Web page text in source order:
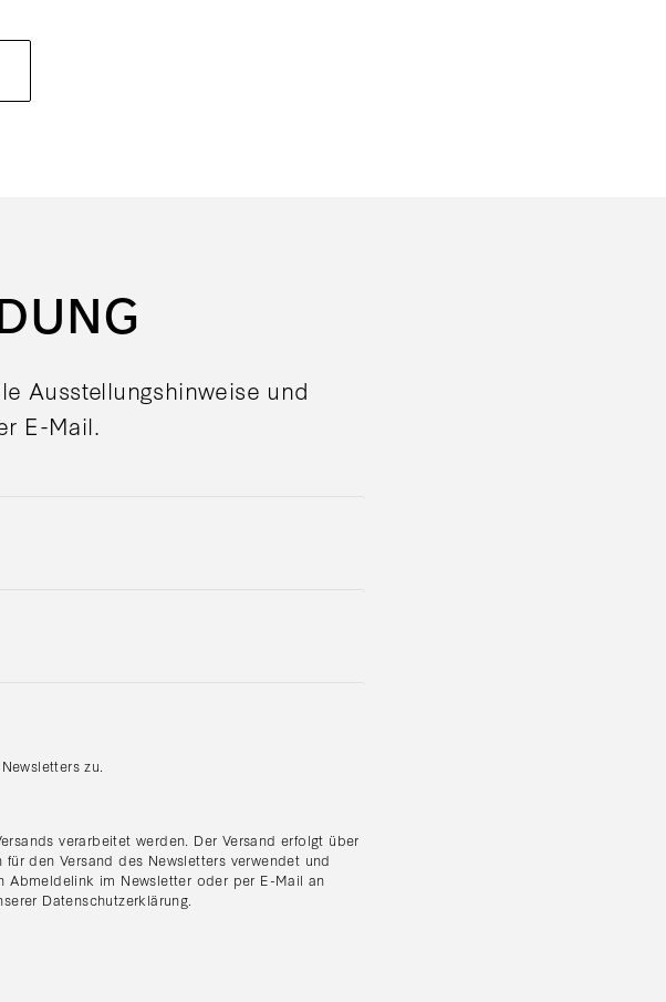
Ausstellungshinweise und
E-Mail.
zu.
verarbeitet werden. Der Versand erfolgt über
den Versand des Newsletters verwendet und
Abmeldelink im Newsletter oder per E-Mail an
Datenschutzerklärung.